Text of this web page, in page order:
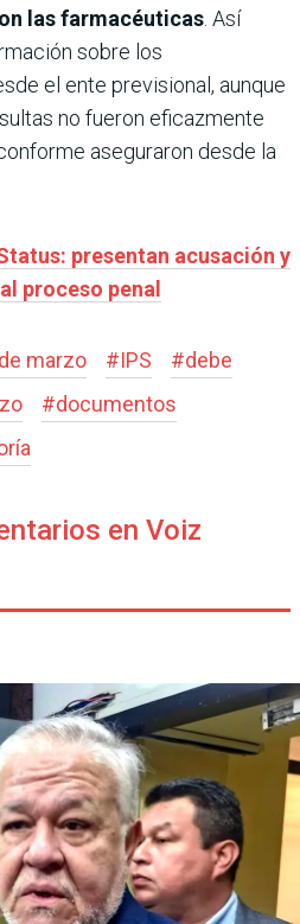
las farmacéuticas . Así
sobre los
el ente previsional, aunque
no fueron eficazmente
aseguraron desde la
presentan acusación y
proceso penal
marzo #IPS #debe
#documentos
en Voiz